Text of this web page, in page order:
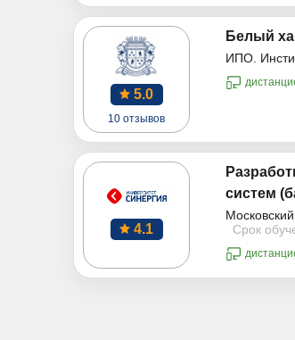
5.0
10 отзывов
Белый
ИПО.
4.1
систем
Срок